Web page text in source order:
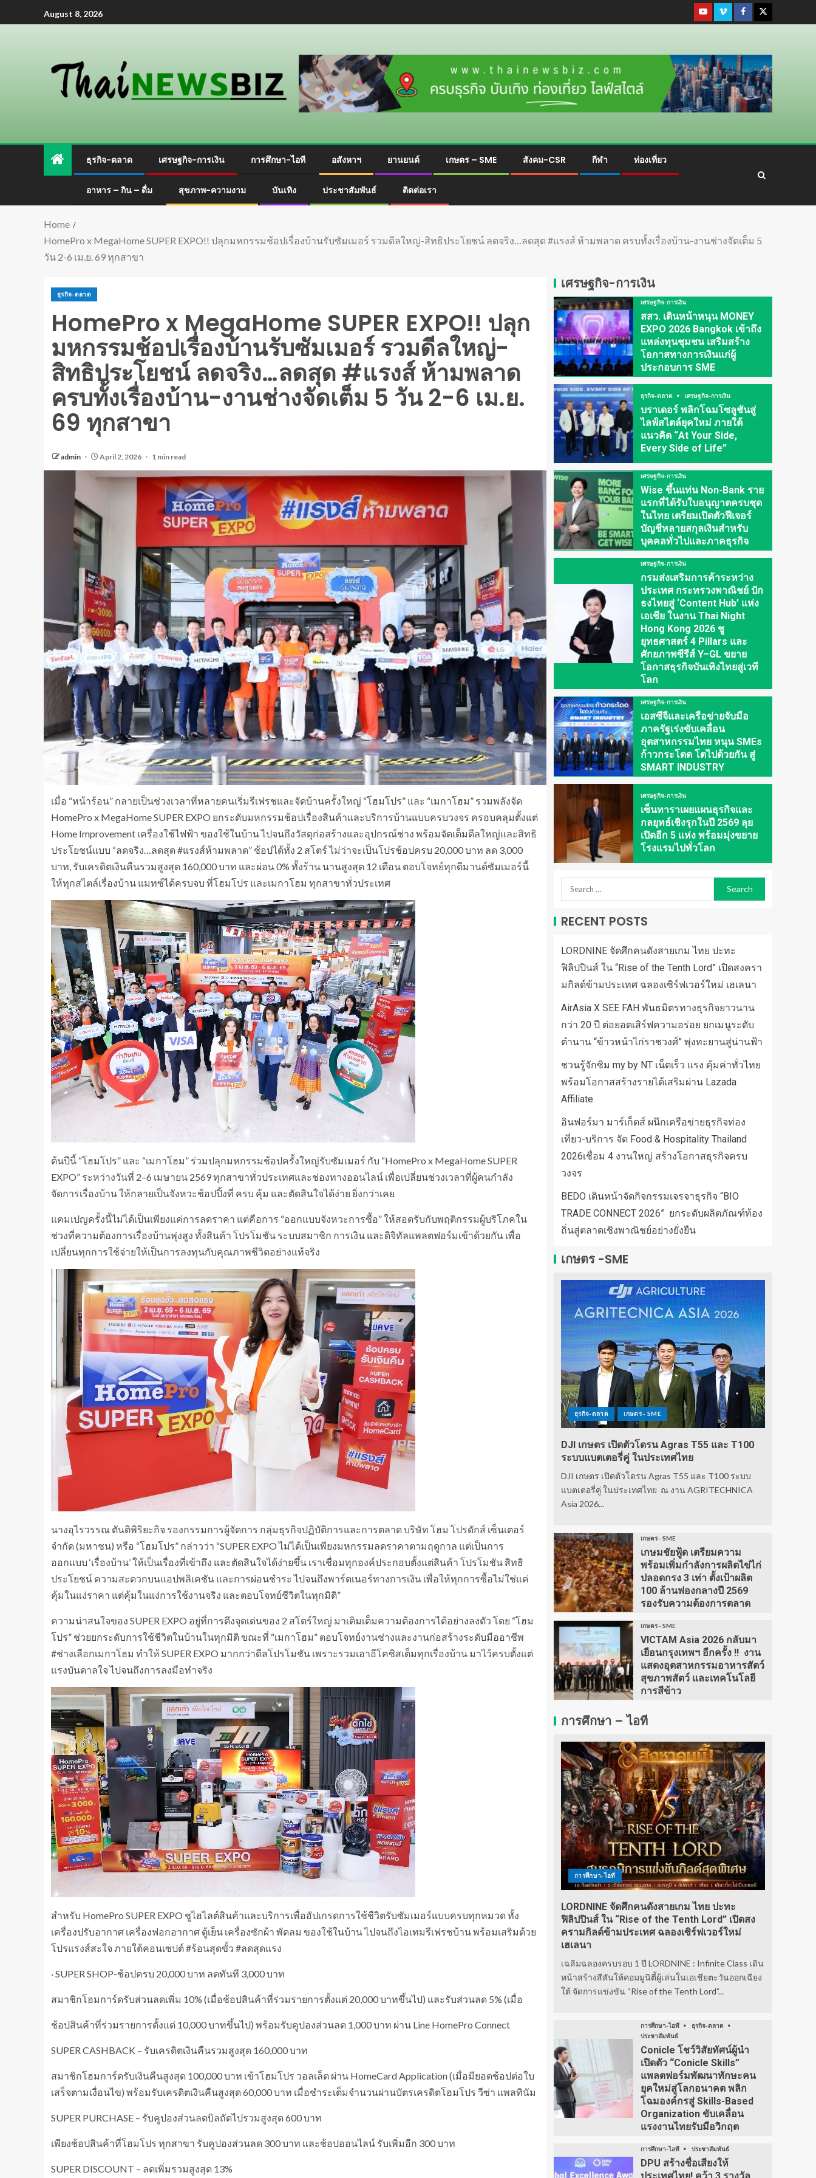
August 8, 2026
ธุรกิจ-ตลาด เศรษฐกิจ-การเงิน การศึกษา-ไอที อสังหาฯ ยานยนต์ เกษตร – SME สังคม-CSR กีฬา ท่องเที่ยว
อาหาร – กิน – ดื่ม สุขภาพ-ความงาม บันเทิง ประชาสัมพันธ์ ติดต่อเรา
Home
HomePro x MegaHome SUPER EXPO!! ปลุกมหกรรมช้อปเรื่องบ้านรับซัมเมอร์ รวมดีลใหญ่-สิทธิประโยชน์ ลดจริง…ลดสุด #แรงส์ ห้ามพลาด ครบทั้งเรื่องบ้าน-งานช่างจัดเต็ม 5
วัน 2-6 เม.ย. 69 ทุกสาขา
ธุรกิจ-ตลาด
HomePro x MegaHome SUPER EXPO!! ปลุก
มหกรรมช้อปเรื่องบ้านรับซัมเมอร์ รวมดีลใหญ่-
สิทธิประโยชน์ ลดจริง…ลดสุด #แรงส์ ห้ามพลาด
ครบทั้งเรื่องบ้าน-งานช่างจัดเต็ม 5 วัน 2-6 เม.ย.
69 ทุกสาขา
admin April 2, 2026 1 min read
เมื่อ “หน้าร้อน” กลายเป็นช่วงเวลาที่หลายคนเริ่มรีเฟรชและจัดบ้านครั้งใหญ่ “โฮมโปร” และ “เมกาโฮม” รวมพลังจัด
HomePro x MegaHome SUPER EXPO ยกระดับมหกรรมช้อปเรื่องสินค้าและบริการบ้านแบบครบวงจร ครอบคลุมตั้งแต่
Home Improvement เครื่องใช้ไฟฟ้า ของใช้ในบ้าน ไปจนถึงวัสดุก่อสร้างและอุปกรณ์ช่าง พร้อมจัดเต็มดีลใหญ่และสิทธิ
ประโยชน์แบบ “ลดจริง…ลดสุด #แรงส์ห้ามพลาด” ช้อปได้ทั้ง 2 สโตร์ ไม่ว่าจะเป็นโปรช้อปครบ 20,000 บาท ลด 3,000
บาท, รับเครดิตเงินคืนรวมสูงสุด 160,000 บาท และผ่อน 0% ทั้งร้าน นานสูงสุด 12 เดือน ตอบโจทย์ทุกดีมานด์ซัมเมอร์นี้
ให้ทุกสไตล์เรื่องบ้าน แมทซ์ได้ครบจบ ที่โฮมโปร และเมกาโฮม ทุกสาขาทั่วประเทศ
ต้นปีนี้ “โฮมโปร” และ “เมกาโฮม” ร่วมปลุกมหกรรมช้อปครั้งใหญ่รับซัมเมอร์ กับ “HomePro x MegaHome SUPER
EXPO” ระหว่างวันที่ 2–6 เมษายน 2569 ทุกสาขาทั่วประเทศและช่องทางออนไลน์ เพื่อเปลี่ยนช่วงเวลาที่ผู้คนกำลัง
จัดการเรื่องบ้าน ให้กลายเป็นจังหวะช้อปปิ้งที่ ครบ คุ้ม และตัดสินใจได้ง่าย ยิ่งกว่าเคย
แคมเปญครั้งนี้ไม่ได้เป็นเพียงแค่การลดราคา แต่คือการ “ออกแบบจังหวะการซื้อ” ให้สอดรับกับพฤติกรรมผู้บริโภคใน
ช่วงที่ความต้องการเรื่องบ้านพุ่งสูง ทั้งสินค้า โปรโมชัน ระบบสมาชิก การเงิน และดิจิทัลแพลตฟอร์มเข้าด้วยกัน เพื่อ
เปลี่ยนทุกการใช้จ่ายให้เป็นการลงทุนกับคุณภาพชีวิตอย่างแท้จริง
นางอุไรวรรณ ตันติพิริยะกิจ รองกรรมการผู้จัดการ กลุ่มธุรกิจปฏิบัติการและการตลาด บริษัท โฮม โปรดักส์ เซ็นเตอร์
จำกัด (มหาชน) หรือ “โฮมโปร” กล่าวว่า “SUPER EXPO ไม่ได้เป็นเพียงมหกรรมลดราคาตามฤดูกาล แต่เป็นการ
ออกแบบ ‘เรื่องบ้าน’ ให้เป็นเรื่องที่เข้าถึง และตัดสินใจได้ง่ายขึ้น เราเชื่อมทุกองค์ประกอบตั้งแต่สินค้า โปรโมชัน สิทธิ
ประโยชน์ ความสะดวกบนแอปพลิเคชัน และการผ่อนชำระ ไปจนถึงพาร์ตเนอร์ทางการเงิน เพื่อให้ทุกการซื้อไม่ใช่แค่
คุ้มในแง่ราคา แต่คุ้มในแง่การใช้งานจริง และตอบโจทย์ชีวิตในทุกมิติ”
ความน่าสนใจของ SUPER EXPO อยู่ที่การดึงจุดเด่นของ 2 สโตร์ใหญ่ มาเติมเต็มความต้องการได้อย่างลงตัว โดย “โฮม
โปร” ช่วยยกระดับการใช้ชีวิตในบ้านในทุกมิติ ขณะที่ “เมกาโฮม” ตอบโจทย์งานช่างและงานก่อสร้างระดับมืออาชีพ
#ช่างเลือกเมกาโฮม ทำให้ SUPER EXPO มากกว่าดีลโปรโมชัน เพราะรวมเอาอีโคซิสเต็มทุกเรื่องบ้าน มาไว้ครบตั้งแต่
แรงบันดาลใจ ไปจนถึงการลงมือทำจริง
สำหรับ HomePro SUPER EXPO ชูไฮไลต์สินค้าและบริการเพื่ออัปเกรดการใช้ชีวิตรับซัมเมอร์แบบครบทุกหมวด ทั้ง
เครื่องปรับอากาศ เครื่องฟอกอากาศ ตู้เย็น เครื่องซักผ้า พัดลม ของใช้ในบ้าน ไปจนถึงไอเทมรีเฟรชบ้าน พร้อมเสริมด้วย
โปรแรงส์สะใจ ภายใต้คอนเซปต์ #ร้อนสุดขั้ว #ลดสุดแรง
· SUPER SHOP-ช้อปครบ 20,000 บาท ลดทันที 3,000 บาท
สมาชิกโฮมการ์ดรับส่วนลดเพิ่ม 10% (เมื่อช้อปสินค้าที่ร่วมรายการตั้งแต่ 20,000 บาทขึ้นไป) และรับส่วนลด 5% (เมื่อ
ช้อปสินค้าที่ร่วมรายการตั้งแต่ 10,000 บาทขึ้นไป) พร้อมรับคูปองส่วนลด 1,000 บาท ผ่าน Line HomePro Connect
SUPER CASHBACK – รับเครดิตเงินคืนรวมสูงสุด 160,000 บาท
สมาชิกโฮมการ์ดรับเงินคืนสูงสุด 100,000 บาท เข้าโฮมโปร วอลเล็ต ผ่าน HomeCard Application (เมื่อมียอดช้อปต่อใบ
เสร็จตามเงื่อนไข) พร้อมรับเครดิตเงินคืนสูงสุด 60,000 บาท เมื่อชำระเต็มจำนวนผ่านบัตรเครดิตโฮมโปร วีซ่า แพลทินัม
SUPER PURCHASE – รับคูปองส่วนลดบิลถัดไปรวมสูงสุด 600 บาท
เพียงช้อปสินค้าที่โฮมโปร ทุกสาขา รับคูปองส่วนลด 300 บาท และช้อปออนไลน์ รับเพิ่มอีก 300 บาท
SUPER DISCOUNT – ลดเพิ่มรวมสูงสุด 13%
เศรษฐกิจ-การเงิน
เศรษฐกิจ-การเงิน
สสว. เดินหน้าหนุน MONEY
EXPO 2026 Bangkok เข้าถึง
แหล่งทุนชุมชน เสริมสร้าง
โอกาสทางการเงินแก่ผู้
ประกอบการ SME
ธุรกิจ-ตลาด เศรษฐกิจ-การเงิน
บราเดอร์ พลิกโฉมโซลูชันสู่
ไลฟ์สไตล์ยุคใหม่ ภายใต้
แนวคิด “At Your Side,
Every Side of Life”
เศรษฐกิจ-การเงิน
Wise ขึ้นแท่น Non-Bank ราย
แรกที่ได้รับใบอนุญาตครบชุด
ในไทย เตรียมเปิดตัวฟีเจอร์
บัญชีหลายสกุลเงินสำหรับ
บุคคลทั่วไปและภาคธุรกิจ
เศรษฐกิจ-การเงิน
กรมส่งเสริมการค้าระหว่าง
ประเทศ กระทรวงพาณิชย์ ปัก
ธงไทยสู่ ‘Content Hub’ แห่ง
เอเชีย ในงาน Thai Night
Hong Kong 2026 ชู
ยุทธศาสตร์ 4 Pillars และ
ศักยภาพซีรีส์ Y–GL ขยาย
โอกาสธุรกิจบันเทิงไทยสู่เวที
โลก
เศรษฐกิจ-การเงิน
เอสซีจีและเครือข่ายจับมือ
ภาครัฐเร่งขับเคลื่อน
อุตสาหกรรมไทย หนุน SMEs
ก้าวกระโดด โตไปด้วยกัน สู่
SMART INDUSTRY
เศรษฐกิจ-การเงิน
เซ็นทาราเผยแผนธุรกิจและ
กลยุทธ์เชิงรุกในปี 2569 ลุย
เปิดอีก 5 แห่ง พร้อมมุ่งขยาย
โรงแรมไปทั่วโลก
RECENT POSTS
LORDNINE จัดศึกคนดังสายเกม ไทย ปะทะ
ฟิลิปปินส์ ใน “Rise of the Tenth Lord” เปิดสงครา
มกิลด์ข้ามประเทศ ฉลองเซิร์ฟเวอร์ใหม่ เฮเลนา
AirAsia X SEE FAH พันธมิตรทางธุรกิจยาวนาน
กว่า 20 ปี ต่อยอดเสิร์ฟความอร่อย ยกเมนูระดับ
ตำนาน “ข้าวหน้าไก่ราชวงศ์” พุ่งทะยานสู่น่านฟ้า
ชวนรู้จักซิม my by NT เน็ตเร็ว แรง คุ้มค่าทั่วไทย
พร้อมโอกาสสร้างรายได้เสริมผ่าน Lazada
Affiliate
อินฟอร์มา มาร์เก็ตส์ ผนึกเครือข่ายธุรกิจท่อง
เที่ยว-บริการ จัด Food & Hospitality Thailand
2026เชื่อม 4 งานใหญ่ สร้างโอกาสธุรกิจครบ
วงจร
BEDO เดินหน้าจัดกิจกรรมเจรจาธุรกิจ “BIO
TRADE CONNECT 2026” ยกระดับผลิตภัณฑ์ท้อง
ถิ่นสู่ตลาดเชิงพาณิชย์อย่างยั่งยืน
เกษตร -SME
ธุรกิจ-ตลาด เกษตร - SME
DJI เกษตร เปิดตัวโดรน Agras T55 และ T100
ระบบแบตเตอรี่คู่ ในประเทศไทย
DJI เกษตร เปิดตัวโดรน Agras T55 และ T100 ระบบ
แบตเตอรี่คู่ ในประเทศไทย ณ งาน AGRITECHNICA
Asia 2026...
เกษตร - SME
เกษมชัยฟู้ด เตรียมความ
พร้อมเพิ่มกำลังการผลิตไข่ไก่
ปลอดกรง 3 เท่า ตั้งเป้าผลิต
100 ล้านฟองกลางปี 2569
รองรับความต้องการตลาด
เกษตร - SME
VICTAM Asia 2026 กลับมา
เยือนกรุงเทพฯ อีกครั้ง !! งาน
แสดงอุตสาหกรรมอาหารสัตว์
สุขภาพสัตว์ และเทคโนโลยี
การสีข้าว
การศึกษา – ไอที
การศึกษา-ไอที
LORDNINE จัดศึกคนดังสายเกม ไทย ปะทะ
ฟิลิปปินส์ ใน “Rise of the Tenth Lord” เปิดสง
ครามกิลด์ข้ามประเทศ ฉลองเซิร์ฟเวอร์ใหม่
เฮเลนา
เฉลิมฉลองครบรอบ 1 ปี LORDNINE : Infinite Class เดิน
หน้าสร้างสีสันให้คอมมูนิตี้ผู้เล่นในเอเชียตะวันออกเฉียง
ใต้ จัดการแข่งขัน “Rise of the Tenth Lord”...
การศึกษา-ไอที
ธุรกิจ-ตลาด
ประชาสัมพันธ์
Conicle โชว์วิสัยทัศน์ผู้นำ
เปิดตัว “Conicle Skills”
แพลตฟอร์มพัฒนาทักษะคน
ยุคใหม่สู่โลกอนาคต พลิก
โฉมองค์กรสู่ Skills-Based
Organization ขับเคลื่อน
แรงงานไทยรับมือวิกฤต
การศึกษา-ไอที ประชาสัมพันธ์
DPU สร้างชื่อเสียงให้